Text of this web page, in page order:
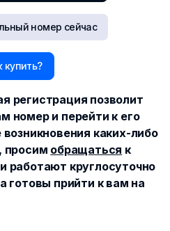
номер сейчас
купить?
регистрация позволит
номер и перейти к его
каких-либо
просим обращаться к
работают круглосуточно
готовы прийти к вам на